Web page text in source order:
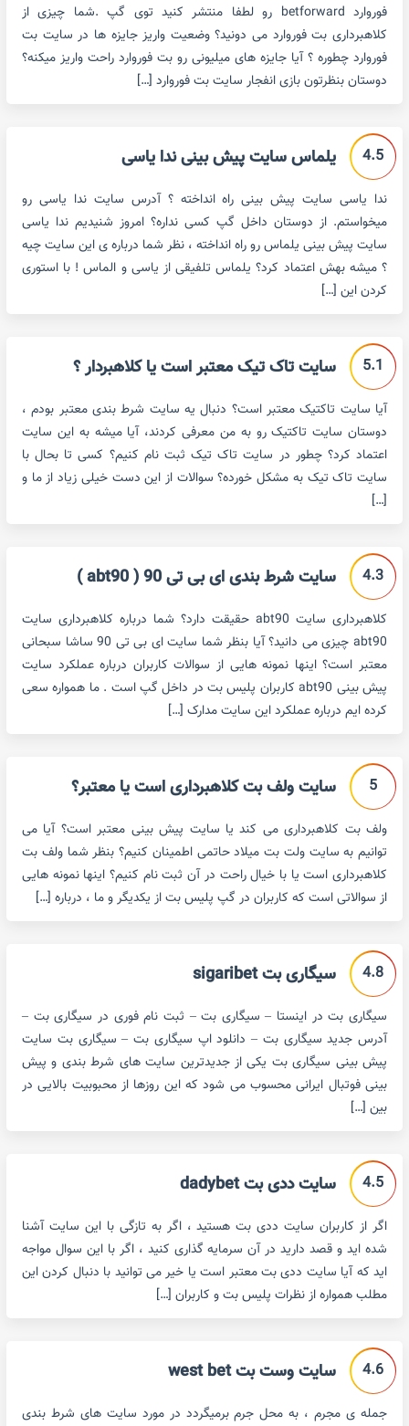
فوروارد betforward رو لطفا منتشر کنید توی گپ .شما چیزی از
کلاهبرداری بت فوروارد می دونید؟ وضعیت واریز جایزه ها در سایت بت
فوروارد چطوره ؟ آیا جایزه های میلیونی رو بت فوروارد راحت واریز میکنه؟
دوستان بنظرتون بازی انفجار سایت بت فوروارد […]
4.5 یلماس سایت پیش بینی ندا یاسی
ندا یاسی سایت پیش بینی راه انداخته ؟ آدرس سایت ندا یاسی رو
میخواستم. از دوستان داخل گپ کسی نداره؟ امروز شنیدیم ندا یاسی
سایت پیش بینی یلماس رو راه انداخته ، نظر شما درباره ی این سایت چیه
؟ میشه بهش اعتماد کرد؟ یلماس تلفیقی از یاسی و الماس ! با استوری
کردن این […]
5.1 سایت تاک تیک معتبر است یا کلاهبردار ؟
آیا سایت تاکتیک معتبر است؟ دنبال یه سایت شرط بندی معتبر بودم ،
دوستان سایت تاکتیک رو به من معرفی کردند، آیا میشه به این سایت
اعتماد کرد؟ چطور در سایت تاک تیک ثبت نام کنیم؟ کسی تا بحال با
سایت تاک تیک به مشکل خورده؟ سوالات از این دست خیلی زیاد از ما و
[…]
4.3 سایت شرط بندی ای بی تی 90 ( abt90 )
کلاهبرداری سایت abt90 حقیقت دارد؟ شما درباره کلاهبرداری سایت
abt90 چیزی می دانید؟ آیا بنظر شما سایت ای بی تی 90 ساشا سبحانی
معتبر است؟ اینها نمونه هایی از سوالات کاربران درباره عملکرد سایت
پیش بینی abt90 کاربران پلیس بت در داخل گپ است . ما همواره سعی
کرده ایم درباره عملکرد این سایت مدارک […]
5 سایت ولف بت کلاهبرداری است یا معتبر؟
ولف بت کلاهبرداری می کند یا سایت پیش بینی معتبر است؟ آیا می
توانیم به سایت ولت بت میلاد حاتمی اطمینان کنیم؟ بنظر شما ولف بت
کلاهبرداری است یا با خیال راحت در آن ثبت نام کنیم؟ اینها نمونه هایی
از سوالاتی است که کاربران در گپ پلیس بت از یکدیگر و ما ، درباره […]
4.8 سیگاری بت sigaribet
سیگاری بت در اینستا – سیگاری بت – ثبت نام فوری در سیگاری بت –
آدرس جدید سیگاری بت – دانلود اپ سیگاری بت – سیگاری بت سایت
پیش بینی سیگاری بت یکی از جدیدترین سایت های شرط بندی و پیش
بینی فوتبال ایرانی محسوب می شود که این روزها از محبوبیت بالایی در
بین […]
4.5 سایت ددی بت dadybet
اگر از کاربران سایت ددی بت هستید ، اگر به تازگی با این سایت آشنا
شده اید و قصد دارید در آن سرمایه گذاری کنید ، اگر با این سوال مواجه
اید که آیا سایت ددی بت معتبر است یا خیر می توانید با دنبال کردن این
مطلب همواره از نظرات پلیس بت و کاربران […]
4.6 سایت وست بت west bet
جمله ی مجرم ، به محل جرم برمیگردد در مورد سایت های شرط بندی